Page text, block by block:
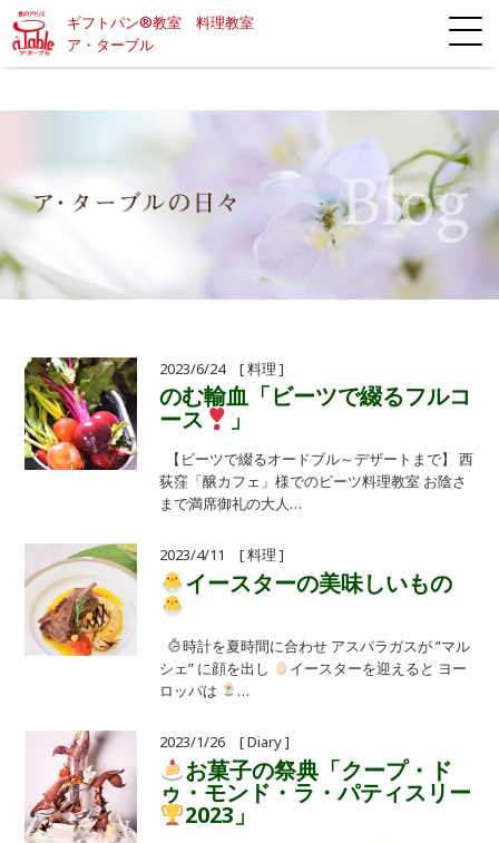
ギフトパン®教室 料理教室
ア・ターブル
2023/6/24 [ 料理 ]
のむ輸血「ビーツで綴るフルコ
ース 」
【ビーツで綴るオードブル～デザートまで】 西
荻窪「醸カフェ」様でのビーツ料理教室 お陰さ
まで満席御礼の大人…
2023/4/11 [ 料理 ]
イースターの美味しいもの
時計を夏時間に合わせ アスパラガスが ”マル
シェ” に顔を出し
イースターを迎えると ヨー
ロッパは
…
2023/1/26 [ Diary ]
お菓子の祭典「クープ・ド
ゥ・モンド・ラ・パティスリー
2023」